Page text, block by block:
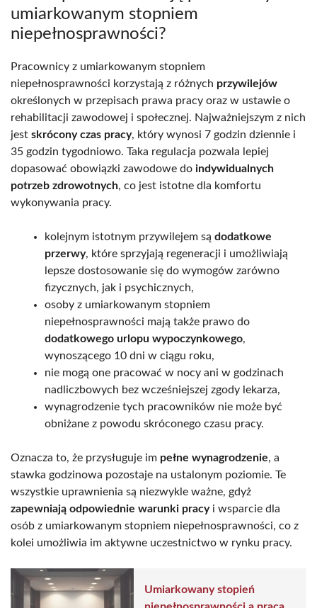
umiarkowanym stopniem
niepełnosprawności?
Pracownicy z umiarkowanym stopniem
niepełnosprawności korzystają z różnych przywilejów
określonych w przepisach prawa pracy oraz w ustawie o
rehabilitacji zawodowej i społecznej. Najważniejszym z nich
jest skrócony czas pracy, który wynosi 7 godzin dziennie i
35 godzin tygodniowo. Taka regulacja pozwala lepiej
dopasować obowiązki zawodowe do indywidualnych
potrzeb zdrowotnych, co jest istotne dla komfortu
wykonywania pracy.
kolejnym istotnym przywilejem są dodatkowe
przerwy, które sprzyjają regeneracji i umożliwiają
lepsze dostosowanie się do wymogów zarówno
fizycznych, jak i psychicznych,
osoby z umiarkowanym stopniem
niepełnosprawności mają także prawo do
dodatkowego urlopu wypoczynkowego,
wynoszącego 10 dni w ciągu roku,
nie mogą one pracować w nocy ani w godzinach
nadliczbowych bez wcześniejszej zgody lekarza,
wynagrodzenie tych pracowników nie może być
obniżane z powodu skróconego czasu pracy.
Oznacza to, że przysługuje im pełne wynagrodzenie, a
stawka godzinowa pozostaje na ustalonym poziomie. Te
wszystkie uprawnienia są niezwykle ważne, gdyż
zapewniają odpowiednie warunki pracyi wsparcie dla
osób z umiarkowanym stopniem niepełnosprawności, co z
kolei umożliwia im aktywne uczestnictwo w rynku pracy.
Umiarkowany stopień